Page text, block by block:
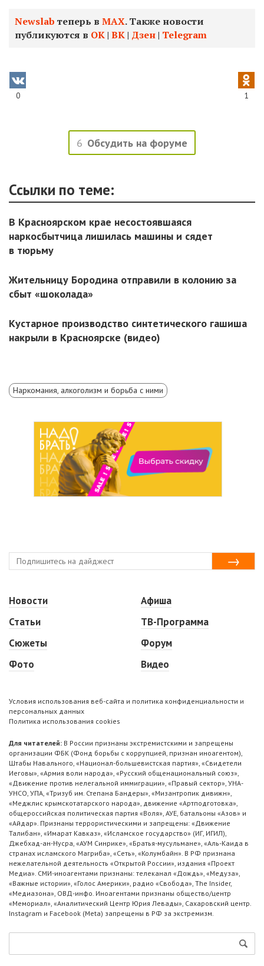
Newslab теперь в МАХ. Также новости
публикуются в ОК| ВК| Дзен| Telegram
0 1
6 Обсудить на форуме
Ссылки по теме:
В Красноярском крае несостоявшаяся
наркосбытчица лишилась машины и сядет
в тюрьму
Жительницу Бородина отправили в колонию за
сбыт «шоколада»
Кустарное производство синтетического гашиша
накрыли в Красноярске (видео)
Наркомания, алкоголизм и борьба с ними
Новости
Статьи
Сюжеты
Фото
Афиша
ТВ-Программа
Форум
Видео
Условия использования веб-сайта и политика конфиденциальности и
персональных данных
Политика использования cookies
Для читателей: В России признаны экстремистскими и запрещены
организации ФБК (Фонд борьбы с коррупцией, признан иноагентом),
Штабы Навального, «Национал-большевистская партия», «Свидетели
Иеговы», «Армия воли народа», «Русский общенациональный союз»,
«Движение против нелегальной иммиграции», «Правый сектор», УНА-
УНСО, УПА, «Тризуб им. Степана Бандеры», «Мизантропик дивижн»,
«Меджлис крымскотатарского народа», движение «Артподготовка»,
общероссийская политическая партия «Воля», АУЕ, батальоны «Азов» и
«Айдар». Признаны террористическими и запрещены: «Движение
Талибан», «Имарат Кавказ», «Исламское государство» (ИГ, ИГИЛ),
Джебхад-ан-Нусра, «АУМ Синрике», «Братья-мусульмане», «Аль-Каида в
странах исламского Магриба», «Сеть», «Колумбайн». В РФ признана
нежелательной деятельность «Открытой России», издания «Проект
Медиа». СМИ-иноагентами признаны: телеканал «Дождь», «Медуза»,
«Важные истории», «Голос Америки», радио «Свобода», The Insider,
«Медиазона», ОВД-инфо. Иноагентами признаны общество/центр
«Мемориал», «Аналитический Центр Юрия Левады», Сахаровский центр.
Instagram и Facebook (Metа) запрещены в РФ за экстремизм.